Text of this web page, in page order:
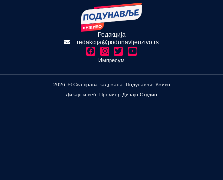
Редакција
redakcija@podunavljeuzivo.rs
Импресум
2026. © Сва права задржана. Подунавље Уживо
Дизајн и веб: Премиер Дизајн Студио